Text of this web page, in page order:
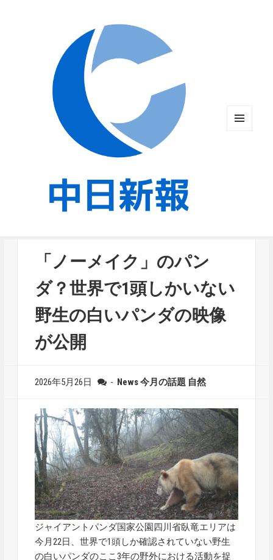
「ノーメイク」のパン
ダ？世界で1頭しかいない
野生の白いパンダの映像
が公開
2026年5月26日 - News今月の話題 自然
ジャイアントパンダ国家公園四川省臥竜エリアは
今月22日、世界で1頭しか確認されていない野生
の白いパンダのここ3年の野外における活動を捉